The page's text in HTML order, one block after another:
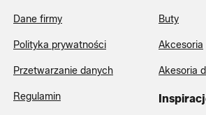
Dane firmy
Polityka prywatności
Przetwarzanie danych
Regulamin
Buty
Akcesoria
Akesoria